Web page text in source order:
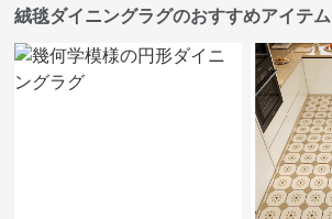
絨毯ダイニングラグのおすすめアイテム